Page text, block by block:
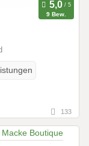
9 Bew.
133